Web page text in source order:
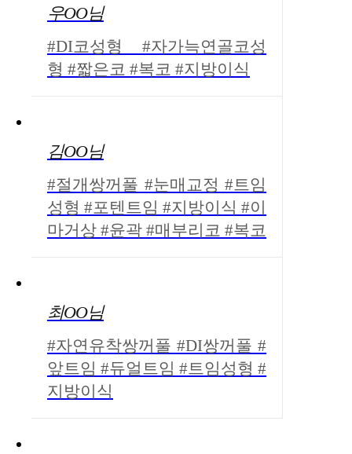
우OO님
#DI코성형 #자가늑연골코성
형 #짧은코 #복코 #지방이식
김OO님
#절개쌍꺼풀 #눈매교정 #트임
성형 #포텐트임 #지방이식 #이
마거상 #윤곽 #매부리코 #복코
최OO님
#자연유착쌍꺼풀 #DI쌍꺼풀 #
앞트임 #듀얼트임 #트임성형 #
지방이식